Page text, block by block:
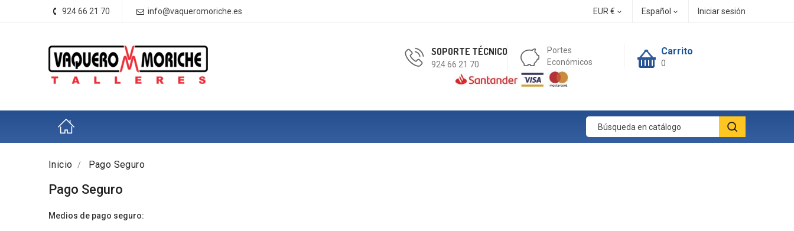
924 66 21 70 info@vaqueromoriche.es EUR €  Español  Iniciar sesión
Carrito
0
SOPORTE TÉCNICO
924 66 21 70
Portes
Económicos
Inicio Pago Seguro
Pago Seguro
Medios de pago seguro: